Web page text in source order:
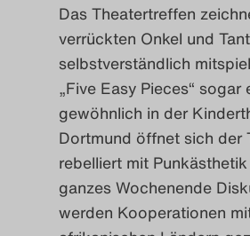
Das Theatertreffen
verrückten Onkel und
selbstverständlich
„Five Easy Pieces“
gewöhnlich in der
Dortmund öffnet sich der
rebelliert mit
ganzes Wochenende
werden Kooperationen